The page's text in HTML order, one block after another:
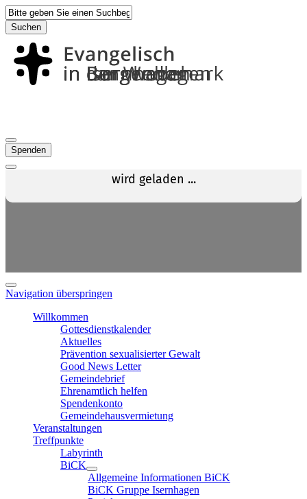
Suchen
Spenden
Navigation überspringen
Willkommen
Gottesdienstkalender
Aktuelles
Prävention sexualisierter Gewalt
Good News Letter
Gemeindebrief
Ehrenamtlich helfen
Spendenkonto
Gemeindehausvermietung
Veranstaltungen
Treffpunkte
Labyrinth
BiCK
Allgemeine Informationen BiCK
BiCK Gruppe Isernhagen